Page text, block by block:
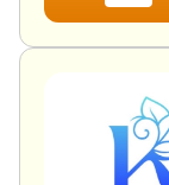
対応体制
訪問可 / 土